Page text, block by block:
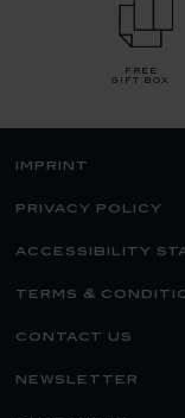
free
gift box
imprint
privacy policy
accessibility
terms &
contact us
newsletter